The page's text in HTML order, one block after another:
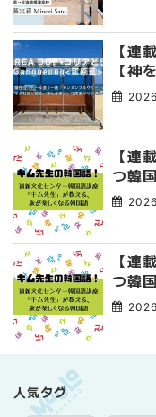
【連
【神
午祭
【連
つ韓
4】
【連
つ韓
3】
人気タグ